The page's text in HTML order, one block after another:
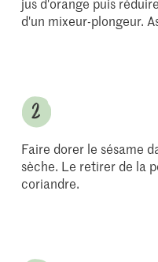
d'un mixeur-plongeur.
Faire dorer le sésame
sèche. Le retirer de la
coriandre.